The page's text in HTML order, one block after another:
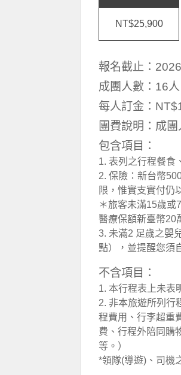
NT$25,900
報名截止：
成團人數：16人
每人訂金：
團費說明：成
包含項目：
1. 表列之行程餐食
2. 保險：新台幣
限，惟實支實付仍
＊旅客未滿15歲或
醫療保額新臺幣20
3. 未滿2 足歲之嬰
點），並提醒您須
不含項目：
1. 本行程表上未表
2. 非本旅遊所列行
程費用、行李超重
費、行程外陪同購
等。）
*領隊(導遊)、司機